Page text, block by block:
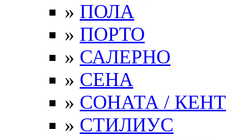
» ПОЛА
» ПОРТО
» САЛЕРНО
» СЕНА
» СОНАТА / КЕНТ
» СТИЛИУС